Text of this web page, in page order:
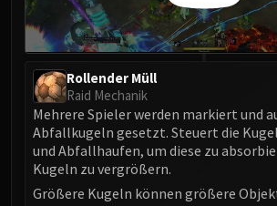
Queen Ansurek
FIRELANDS
Shannox
Alysrazor
Baleroc
Majordomo Staghelm
Ragnaros
Rollender Müll
Raid Mechanik
Mehrere Spieler werden markiert und
Abfallkugeln gesetzt. Steuert die
und Abfallhaufen, um diese zu
Kugeln zu vergrößern.
Größere Kugeln können größere